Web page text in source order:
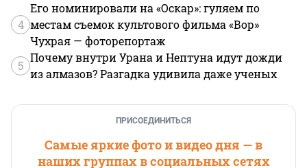
4
Его номинировали на «Оскар»: гуляем по
местам съемок культового фильма «Вор»
Чухрая — фоторепортаж
5
Почему внутри Урана и Нептуна идут дожди
из алмазов? Разгадка удивила даже ученых
ПРИСОЕДИНИТЬСЯ
Самые яркие фото и видео дня — в
наших группах в социальных сетях